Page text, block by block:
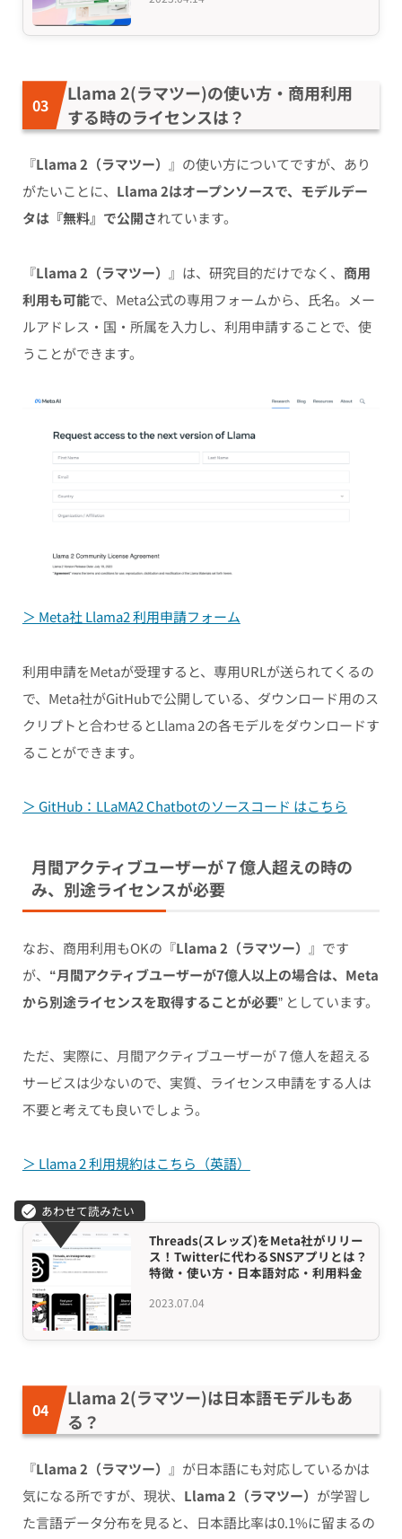
Llama 2(ラマツー)の使い方・商用利用
する時のライセンスは？
『Llama 2（ラマツー） 』の使い方についてですが、あり
がたいことに、 Llama 2はオープンソースで、モデルデー
タは『無料』で公開されています。
『Llama 2（ラマツー） 』は、研究目的だけでなく、 商用
利用も可能で、Meta公式の専用フォームから、氏名。メー
ルアドレス・国・所属を入力し、利用申請することで、使
うことができます。
＞ Meta社 Llama2 利用申請フォーム
利用申請をMetaが受理すると、専用URLが送られてくるの
で、Meta社がGitHubで公開している、ダウンロード用のス
クリプトと合わせるとLlama 2の各モデルをダウンロードす
ることができます。
＞ GitHub：LLaMA2 Chatbotのソースコード はこちら
月間アクティブユーザーが７億人超えの時の
み、別途ライセンスが必要
なお、商用利用もOKの『Llama 2（ラマツー）
』です
が、 “月間アクティブユーザーが7億人以上の場合は、Meta
から別途ライセンスを取得することが必要” としています。
ただ、実際に、月間アクティブユーザーが７億人を超える
サービスは少ないので、実質、ライセンス申請をする人は
不要と考えても良いでしょう。
＞ Llama 2 利用規約はこちら（英語）
2023.07.04
Threads(スレッズ)をMeta社がリリー
ス！Twitterに代わるSNSアプリとは？
特徴・使い方・日本語対応・利用料金
Llama 2(ラマツー)は日本語モデルもあ
る？
『Llama 2（ラマツー） 』が日本語にも対応しているかは
気になる所ですが、現状、 Llama 2（ラマツー） が学習し
た言語データ分布を見ると、日本語比率は0.1%に留まるの